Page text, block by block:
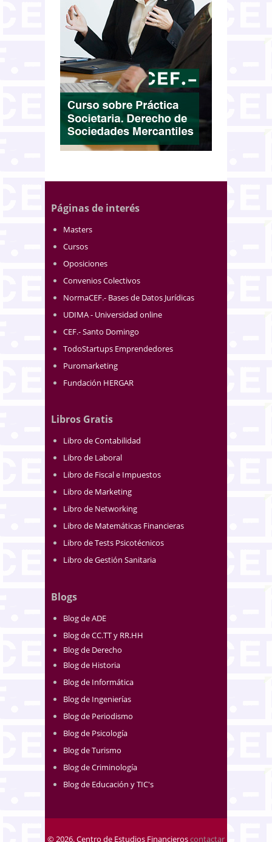
Páginas de interés
Masters
Cursos
Oposiciones
Convenios Colectivos
NormaCEF.- Bases de Datos Jurídicas
UDIMA - Universidad online
CEF.- Santo Domingo
TodoStartups Emprendedores
Puromarketing
Fundación HERGAR
Libros Gratis
Libro de Contabilidad
Libro de Laboral
Libro de Fiscal e Impuestos
Libro de Marketing
Libro de Networking
Libro de Matemáticas Financieras
Libro de Tests Psicotécnicos
Libro de Gestión Sanitaria
Blogs
Blog de ADE
Blog de CC.TT y RR.HH
Blog de Derecho
Blog de Historia
Blog de Informática
Blog de Ingenierías
Blog de Periodismo
Blog de Psicología
Blog de Turismo
Blog de Criminología
Blog de Educación y TIC's
© 2026. Centro de Estudios Financieroscontactar